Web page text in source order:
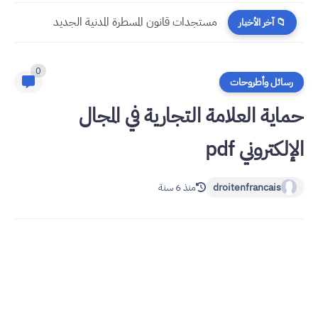
📁 آخر الأخبار مستجدات قانون المسطرة المدنية الجديد
رسائل وأطروحات
0
حماية العلامة التجارية في المجال
الإلكتروني pdf
droitenfrancais منذ 6 سنة